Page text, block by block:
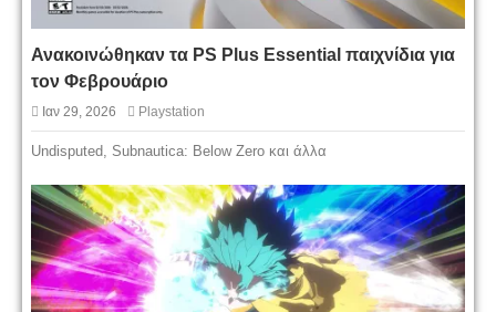
Ανακοινώθηκαν τα PS Plus Essential παιχνίδια για
τον Φεβρουάριο
Ιαν 29, 2026 Playstation
Undisputed, Subnautica: Below Zero και άλλα